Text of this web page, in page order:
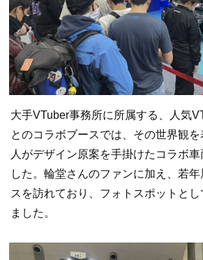
大手VTuber事務所に所属する、人気
とのコラボブースでは、その世界観
人がデザイン原案を手掛けたコラボ
した。輪堂さんのファンに加え、若
スを訪れており、フォトスポットと
ました。